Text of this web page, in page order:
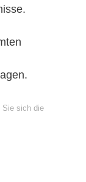
Sie sich die